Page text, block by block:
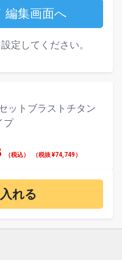
編集画面へ
定してください。
ットブラストチタン
プ
（税込） （税抜 ¥74,749）
れる